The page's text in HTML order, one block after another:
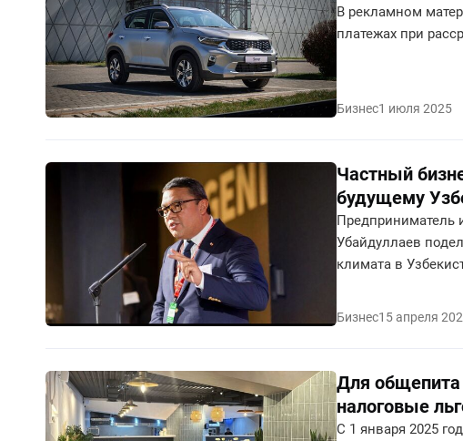
совершают
рынке в
В рекламном
платежах при
Бизнес1 июля 2025
Частный
будущему
Предприниматель
Убайдуллаев
климата в
Бизнес15 апреля
Для общепита
налоговые
С 1 января 2025